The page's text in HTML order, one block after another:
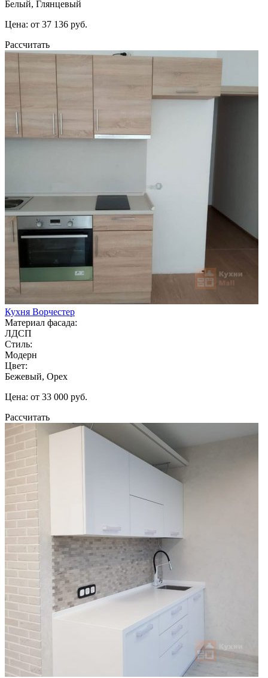
Белый, Глянцевый
Цена: от 37 136 руб.
Рассчитать
Кухня Ворчестер
Материал фасада:
ЛДСП
Стиль:
Модерн
Цвет:
Бежевый, Орех
Цена: от 33 000 руб.
Рассчитать